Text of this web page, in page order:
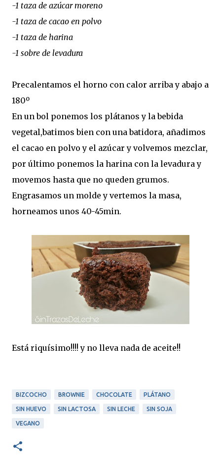
-1 taza de azúcar moreno
-1 taza de cacao en polvo
-1 taza de harina
-1 sobre de levadura
Precalentamos el horno con calor arriba y abajo a
180º
En un bol ponemos los plátanos y la bebida
vegetal,batimos bien con una batidora, añadimos
el cacao en polvo y el azúcar y volvemos mezclar,
por último ponemos la harina con la levadura y
movemos hasta que no queden grumos.
Engrasamos un molde y vertemos la masa,
horneamos unos 40-45min.
Está riquísimo!!!! y no lleva nada de aceite!!
BIZCOCHO BROWNIE CHOCOLATE PLÁTANO
SIN HUEVO SIN LACTOSA SIN LECHE SIN SOJA
VEGANO